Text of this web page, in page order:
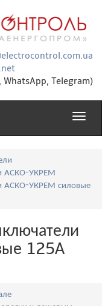
WhatsApp, Telegram)
Toggle
АСКО-УКРЕМ
АСКО-УКРЕМ силовые
125А